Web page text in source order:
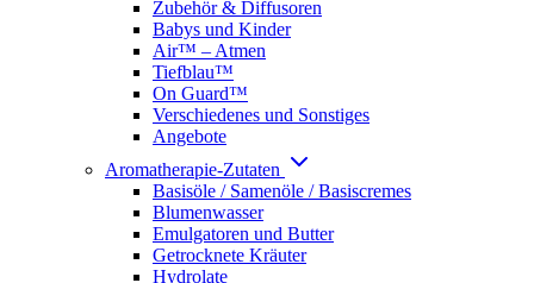
Zubehör & Diffusoren
Babys und Kinder
Air™ – Atmen
Tiefblau™
On Guard™
Verschiedenes und Sonstiges
Angebote
Aromatherapie-Zutaten
Basisöle / Samenöle / Basiscremes
Blumenwasser
Emulgatoren und Butter
Getrocknete Kräuter
Hydrolate